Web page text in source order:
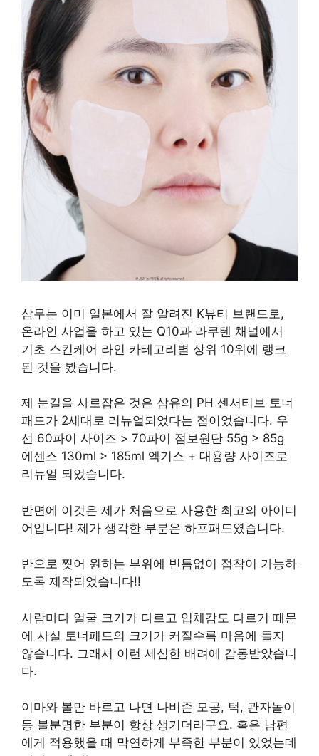
삼무는 이미 일본에서 잘 알려진 K뷰티 브랜드로,
온라인 사업을 하고 있는 Q10과 라쿠텐 채널에서
기초 스킨케어 라인 카테고리별 상위 10위에 랭크
된 것을 봤습니다.
제 눈길을 사로잡은 것은 삼유의 PH 센서티브 토너
패드가 2세대로 리뉴얼되었다는 점이었습니다. 우
선 60파이 사이즈 > 70파이 점보원단 55g > 85g
에센스 130ml > 185ml 엑기스 + 대용량 사이즈로
리뉴얼 되었습니다.
반면에 이것은 제가 처음으로 사용한 최고의 아이디
어입니다! 제가 생각한 부분은 하프패드였습니다.
반으로 찢어 원하는 부위에 빈틈없이 접착이 가능하
도록 제작되었습니다!!
사람마다 얼굴 크기가 다르고 입체감도 다르기 때문
에 사실 토너패드의 크기가 커질수록 마음에 들지
않습니다. 그래서 이런 세심한 배려에 감동받았습니
다.
이마와 볼만 바르고 나면 나비존 모공, 턱, 관자놀이
등 불분명한 부분이 항상 생기더라구요. 혹은 남편
에게 적용했을 때 막연하게 부족한 부분이 있었는데